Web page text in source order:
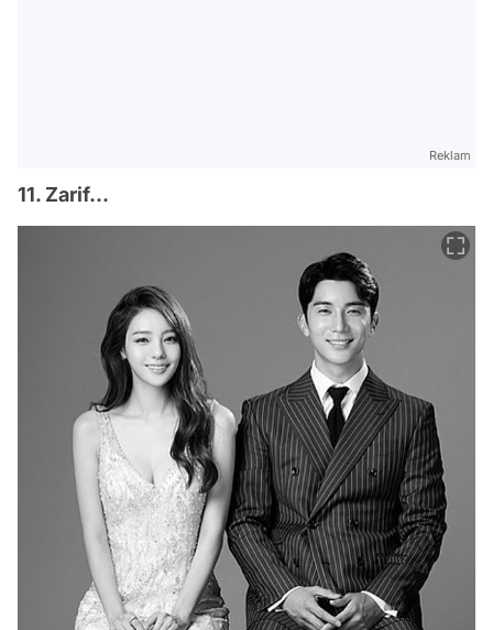
Reklam
11. Zarif...